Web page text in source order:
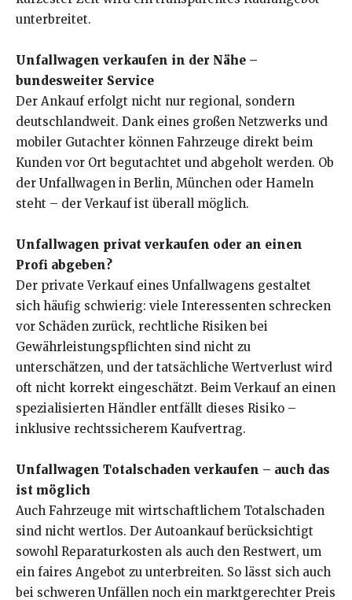
unterbreitet.
Unfallwagen verkaufen in der Nähe –
bundesweiter Service
Der Ankauf erfolgt nicht nur regional, sondern
deutschlandweit. Dank eines großen Netzwerks und
mobiler Gutachter können Fahrzeuge direkt beim
Kunden vor Ort begutachtet und abgeholt werden. Ob
der Unfallwagen in Berlin, München oder Hameln
steht – der Verkauf ist überall möglich.
Unfallwagen privat verkaufen oder an einen
Profi abgeben?
Der private Verkauf eines Unfallwagens gestaltet
sich häufig schwierig: viele Interessenten schrecken
vor Schäden zurück, rechtliche Risiken bei
Gewährleistungspflichten sind nicht zu
unterschätzen, und der tatsächliche Wertverlust wird
oft nicht korrekt eingeschätzt. Beim Verkauf an einen
spezialisierten Händler entfällt dieses Risiko –
inklusive rechtssicherem Kaufvertrag.
Unfallwagen Totalschaden verkaufen – auch das
ist möglich
Auch Fahrzeuge mit wirtschaftlichem Totalschaden
sind nicht wertlos. Der Autoankauf berücksichtigt
sowohl Reparaturkosten als auch den Restwert, um
ein faires Angebot zu unterbreiten. So lässt sich auch
bei schweren Unfällen noch ein marktgerechter Preis